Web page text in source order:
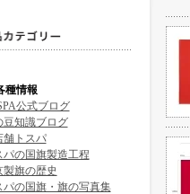
種情報
公式ブログ
豆知識ブログ
舗トスパ
パの国旗製造工程
製旗の歴史
パの国旗・旗の写真集